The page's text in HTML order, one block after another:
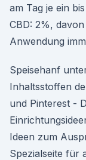
am Tag je ein
CBD: 2%,
Anwendung
Speisehanf
Inhaltsstoffen
und Pinterest -
Ideen zum
Spezialseite für